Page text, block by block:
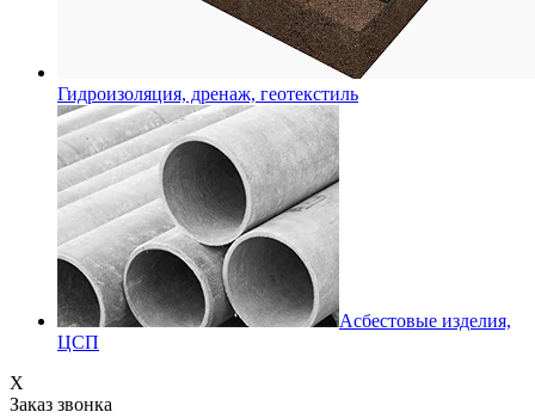
Гидроизоляция, дренаж, геотекстиль
Асбестовые изделия,
ЦСП
X
Заказ звонка